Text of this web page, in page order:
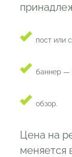
пост или
баннер —
обзор.
Цена на
меняется